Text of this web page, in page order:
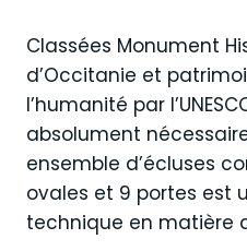
Classées Monument
d’Occitanie et
l’humanité par
absolument
ensemble d’écluses
ovales et 9 portes est
technique en matière